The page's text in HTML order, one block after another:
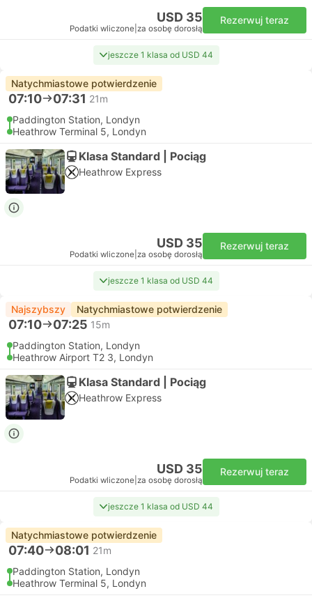
USD 35
Podatki wliczone za osobę dorosłą
Rezerwuj teraz
jeszcze 1 klasa od USD 44
Natychmiastowe potwierdzenie
07:10 07:31 21m
Paddington Station, Londyn
Heathrow Terminal 5, Londyn
Klasa Standard | Pociąg
Heathrow Express
USD 35
Podatki wliczone za osobę dorosłą
Rezerwuj teraz
jeszcze 1 klasa od USD 44
Najszybszy Natychmiastowe potwierdzenie
07:10 07:25 15m
Paddington Station, Londyn
Heathrow Airport T2 3, Londyn
Klasa Standard | Pociąg
Heathrow Express
USD 35
Podatki wliczone za osobę dorosłą
Rezerwuj teraz
jeszcze 1 klasa od USD 44
Natychmiastowe potwierdzenie
07:40 08:01 21m
Paddington Station, Londyn
Heathrow Terminal 5, Londyn